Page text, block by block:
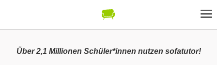
Über 2,1 Millionen Schüler*innen nutzen sofatutor!